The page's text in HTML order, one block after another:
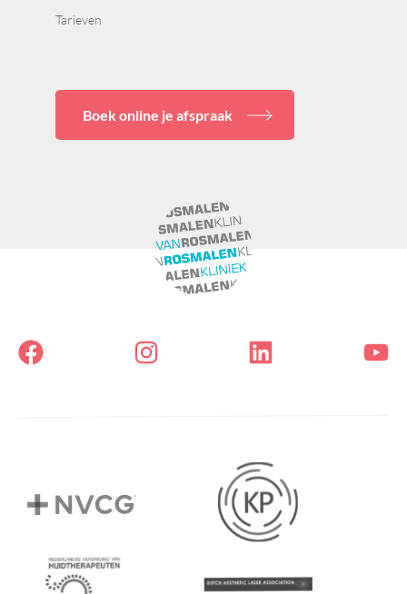
Tarieven
Boek online je afspraak